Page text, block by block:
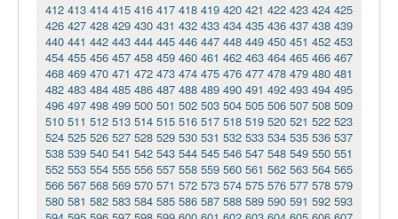
412 413 414 415 416 417 418 419 420 421 422 423 424 425
426 427 428 429 430 431 432 433 434 435 436 437 438 439
440 441 442 443 444 445 446 447 448 449 450 451 452 453
454 455 456 457 458 459 460 461 462 463 464 465 466 467
468 469 470 471 472 473 474 475 476 477 478 479 480 481
482 483 484 485 486 487 488 489 490 491 492 493 494 495
496 497 498 499 500 501 502 503 504 505 506 507 508 509
510 511 512 513 514 515 516 517 518 519 520 521 522 523
524 525 526 527 528 529 530 531 532 533 534 535 536 537
538 539 540 541 542 543 544 545 546 547 548 549 550 551
552 553 554 555 556 557 558 559 560 561 562 563 564 565
566 567 568 569 570 571 572 573 574 575 576 577 578 579
580 581 582 583 584 585 586 587 588 589 590 591 592 593